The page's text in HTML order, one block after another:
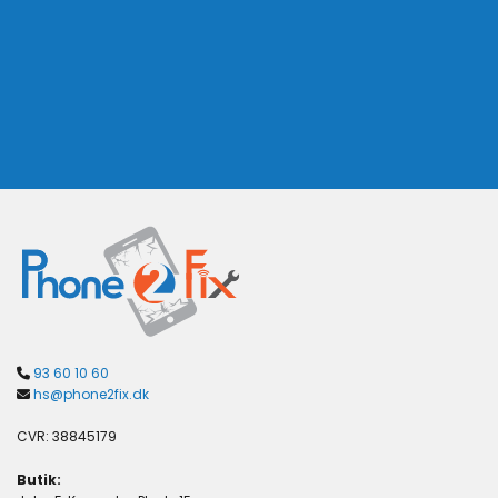
 93 60 10 60
 hs@phone2fix.dk
CVR: 38845179
Butik: